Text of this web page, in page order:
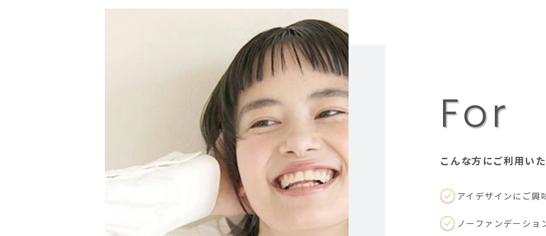
For
こんな方にご利用い
アイデザインにご興
ノーファンデーシ